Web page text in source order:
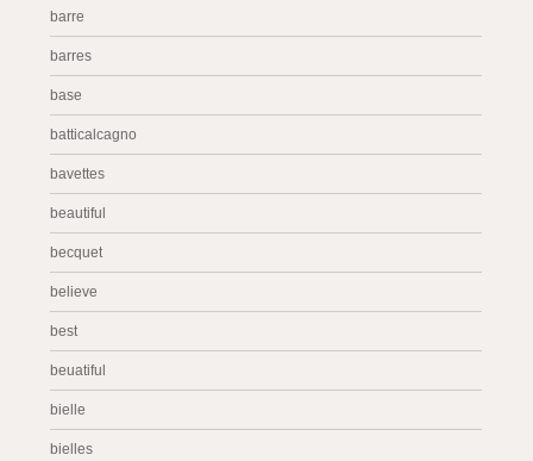
barre
barres
base
batticalcagno
bavettes
beautiful
becquet
believe
best
beuatiful
bielle
bielles